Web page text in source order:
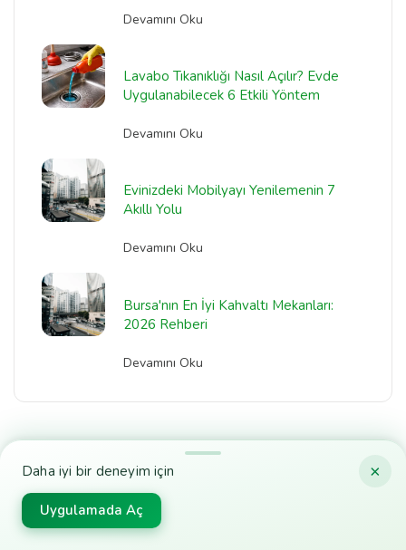
×
Daha iyi bir deneyim için
Uygulamada Aç
Devamını Oku
Lavabo Tıkanıklığı Nasıl Açılır? Evde
Uygulanabilecek 6 Etkili Yöntem
Devamını Oku
Evinizdeki Mobilyayı Yenilemenin 7
Akıllı Yolu
Devamını Oku
Bursa'nın En İyi Kahvaltı Mekanları:
2026 Rehberi
Devamını Oku
Mobil Uygulamamızı İndirin
Size en yakın hizmetleri ve işletmeleri kolayca keşfetmek